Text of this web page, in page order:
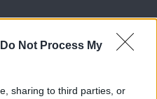
Do Not Process My
sharing to third parties, or